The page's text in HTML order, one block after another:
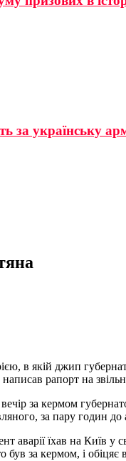
за українську
в якій джип
рапорт на
за кермом
за пару годин до
аварії їхав на Київ у
був за кермом, і